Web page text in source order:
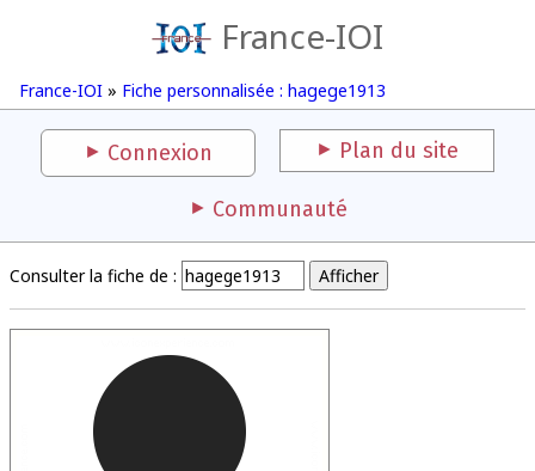
France-IOI
France-IOI » Fiche personnalisée : hagege1913
Connexion Plan du site
Communauté
Consulter la fiche de :